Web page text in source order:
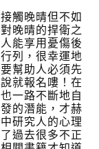
觸晚晴但不如
晚晴的捍衛之
能享用憂傷後
列，很幸運地
幫助人必須先
就報名嘍！在
一路不斷地自
的潛能，才赫
研究人的心理
過去很多不正